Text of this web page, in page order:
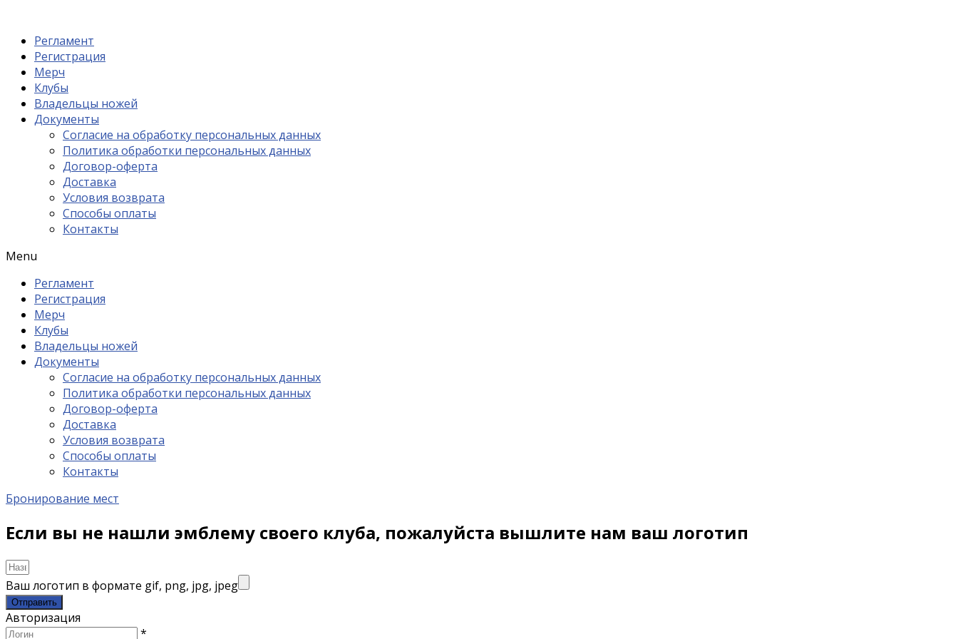
Регламент
Регистрация
Мерч
Клубы
Владельцы ножей
Документы
Согласие на обработку персональных данных
Политика обработки персональных данных
Договор-оферта
Доставка
Условия возврата
Способы оплаты
Контакты
Menu
Регламент
Регистрация
Мерч
Клубы
Владельцы ножей
Документы
Согласие на обработку персональных данных
Политика обработки персональных данных
Договор-оферта
Доставка
Условия возврата
Способы оплаты
Контакты
Бронирование мест
Если вы не нашли эмблему своего клуба, пожалуйста вышлите нам ваш логотип
Ваш логотип в формате gif, png, jpg, jpeg
Отправить
Авторизация
*